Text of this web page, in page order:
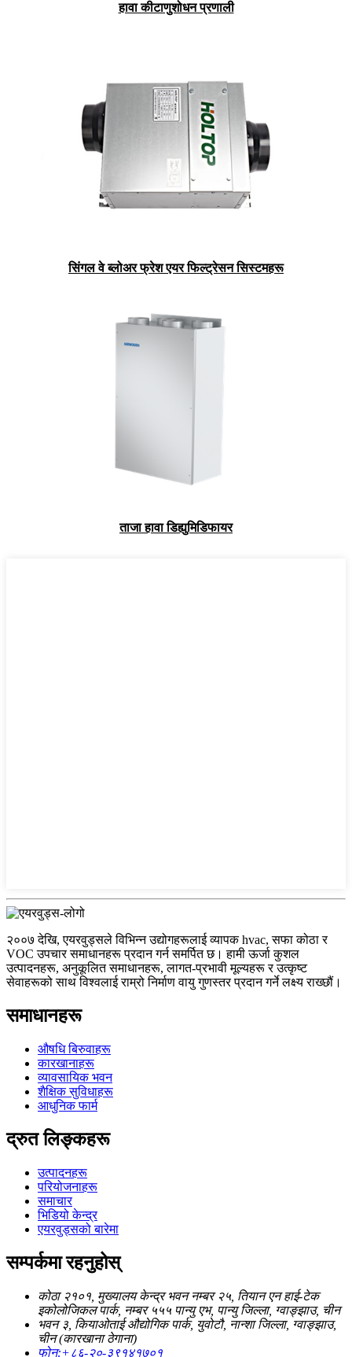
हावा कीटाणुशोधन प्रणाली
सिंगल वे ब्लोअर फ्रेश एयर फिल्ट्रेसन सिस्टमहरू
ताजा हावा डिह्युमिडिफायर
२००७ देखि, एयरवुड्सले विभिन्न उद्योगहरूलाई व्यापक hvac, सफा कोठा र
VOC उपचार समाधानहरू प्रदान गर्न समर्पित छ। हामी ऊर्जा कुशल
उत्पादनहरू, अनुकूलित समाधानहरू, लागत-प्रभावी मूल्यहरू र उत्कृष्ट
सेवाहरूको साथ विश्वलाई राम्रो निर्माण वायु गुणस्तर प्रदान गर्ने लक्ष्य राख्छौं।
समाधानहरू
औषधि बिरुवाहरू
कारखानाहरू
व्यावसायिक भवन
शैक्षिक सुविधाहरू
आधुनिक फार्म
द्रुत लिङ्कहरू
उत्पादनहरू
परियोजनाहरू
समाचार
भिडियो केन्द्र
एयरवुड्सको बारेमा
सम्पर्कमा रहनुहोस्
कोठा २१०१, मुख्यालय केन्द्र भवन नम्बर २५, तियान एन हाई-टेक
इकोलोजिकल पार्क, नम्बर ५५५ पान्यु एभ, पान्यु जिल्ला, ग्वाङ्झाउ, चीन
भवन ३, कियाओताई औद्योगिक पार्क, युवोटौ, नान्शा जिल्ला, ग्वाङ्झाउ,
चीन (कारखाना ठेगाना)
फोन:+८६-२०-३९१४१७०१